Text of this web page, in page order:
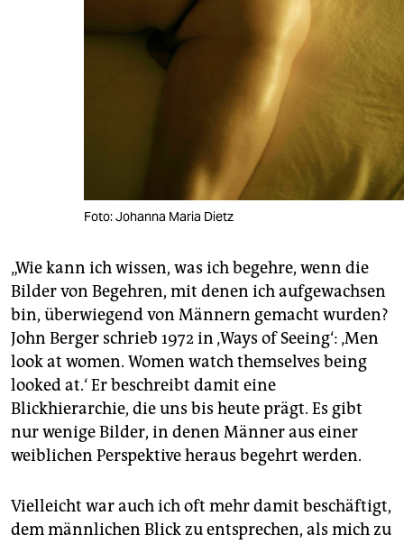
Foto: Johanna Maria Dietz
„Wie kann ich wissen, was ich begehre, wenn die
Bilder von Begehren, mit denen ich aufgewachsen
bin, überwiegend von Männern gemacht wurden?
John Berger schrieb 1972 in ‚Ways of Seeing‘: ‚Men
look at women. Women watch themselves being
looked at.‘ Er beschreibt damit eine
Blickhierarchie, die uns bis heute prägt. Es gibt
nur wenige Bilder, in denen Männer aus einer
weiblichen Perspektive heraus begehrt werden.
Vielleicht war auch ich oft mehr damit beschäftigt,
dem männlichen Blick zu entsprechen, als mich zu